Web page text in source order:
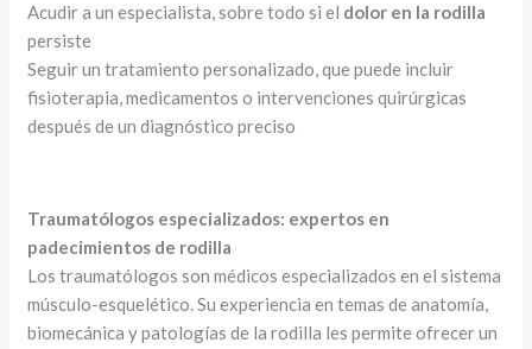
Acudir a un especialista, sobre todo si el dolor en la rodilla
persiste
Seguir un tratamiento personalizado, que puede incluir
fisioterapia, medicamentos o intervenciones quirúrgicas
después de un diagnóstico preciso
Traumatólogos especializados: expertos en
padecimientos de rodilla
Los traumatólogos son médicos especializados en el sistema
músculo-esquelético. Su experiencia en temas de anatomía,
biomecánica y patologías de la rodilla les permite ofrecer un